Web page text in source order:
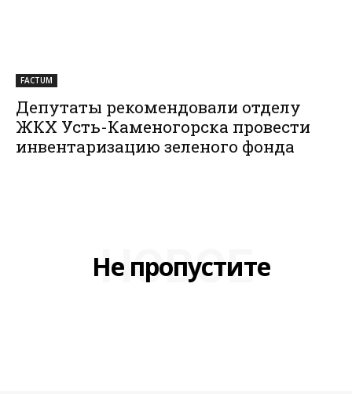
FACTUM
Депутаты рекомендовали отделу
ЖКХ Усть-Каменогорска провести
инвентаризацию зеленого фонда
Не пропустите
НОВОЕ